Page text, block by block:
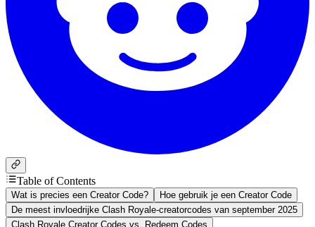
Table of Contents
Wat is precies een Creator Code?
Hoe gebruik je een Creator Code
De meest invloedrijke Clash Royale-creatorcodes van september 2025
Clash Royale Creator Codes vs. Redeem Codes